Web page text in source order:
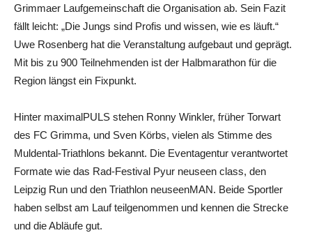
Grimmaer Laufgemeinschaft die Organisation ab. Sein Fazit
fällt leicht: „Die Jungs sind Profis und wissen, wie es läuft.“
Uwe Rosenberg hat die Veranstaltung aufgebaut und geprägt.
Mit bis zu 900 Teilnehmenden ist der Halbmarathon für die
Region längst ein Fixpunkt.
Hinter maximalPULS stehen Ronny Winkler, früher Torwart
des FC Grimma, und Sven Körbs, vielen als Stimme des
Muldental-Triathlons bekannt. Die Eventagentur verantwortet
Formate wie das Rad-Festival Pyur neuseen class, den
Leipzig Run und den Triathlon neuseenMAN. Beide Sportler
haben selbst am Lauf teilgenommen und kennen die Strecke
und die Abläufe gut.